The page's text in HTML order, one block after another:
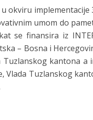
okviru implementacije
umom do
se finansira iz
– Bosna i
Tuzlanskog kantona a
Vlada Tuzlanskog